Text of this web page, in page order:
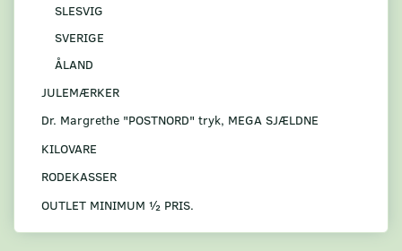
SLESVIG
SVERIGE
ÅLAND
JULEMÆRKER
Dr. Margrethe "POSTNORD" tryk, MEGA SJÆLDNE
KILOVARE
RODEKASSER
OUTLET MINIMUM ½ PRIS.